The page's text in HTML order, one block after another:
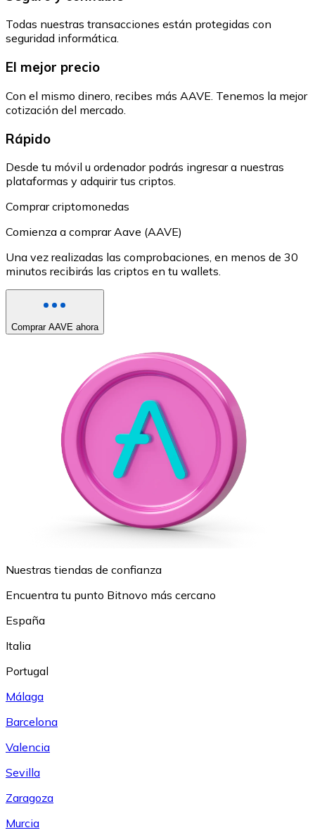
Todas nuestras transacciones están protegidas con
seguridad informática.
El mejor precio
Con el mismo dinero, recibes más AAVE. Tenemos la mejor
cotización del mercado.
Rápido
Desde tu móvil u ordenador podrás ingresar a nuestras
plataformas y adquirir tus criptos.
Comprar criptomonedas
Comienza a comprar Aave (AAVE)
Una vez realizadas las comprobaciones, en menos de 30
minutos recibirás las criptos en tu wallets.
Comprar AAVE ahora
Nuestras tiendas de confianza
Encuentra tu punto Bitnovo más cercano
España
Italia
Portugal
Málaga
Barcelona
Valencia
Sevilla
Zaragoza
Murcia